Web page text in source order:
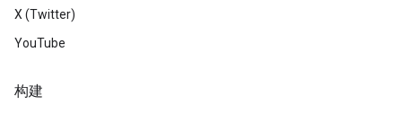
X (Twitter)
YouTube
构建